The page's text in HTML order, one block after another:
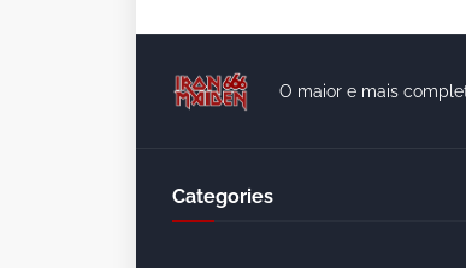
O maior e mais
Categories